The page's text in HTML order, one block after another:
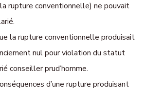
rupture conventionnelle) ne pouvait
la rupture conventionnelle produisait
nul pour violation du statut
conseiller prud’homme.
d’une rupture produisant